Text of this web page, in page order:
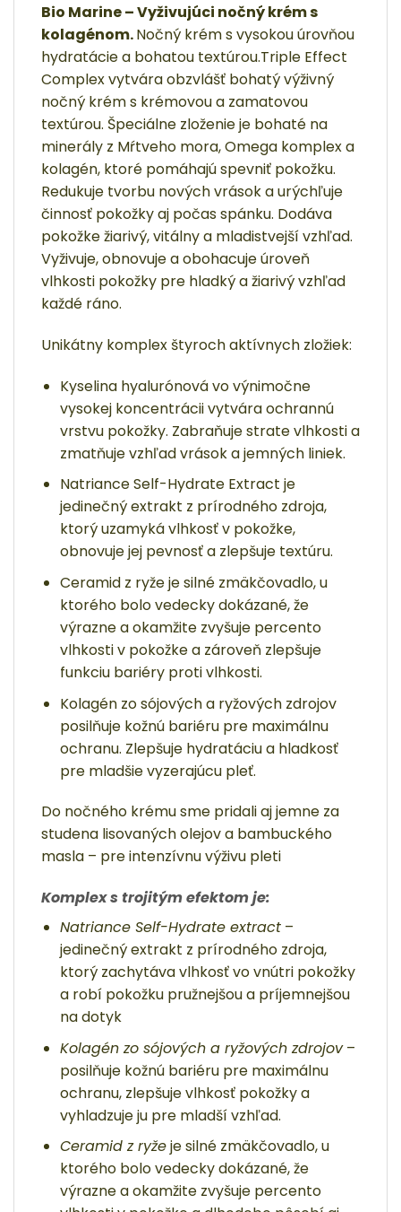
Bio Marine – Vyživujúci nočný krém s
kolagénom.Nočný krém s vysokou úrovňou
hydratácie a bohatou textúrou.Triple Effect
Complex vytvára obzvlášť bohatý výživný
nočný krém s krémovou a zamatovou
textúrou. Špeciálne zloženie je bohaté na
minerály z Mŕtveho mora,Omega komplex a
kolagén, ktoré pomáhajú spevniť pokožku.
Redukuje tvorbu nových vrások a urýchľuje
činnosť pokožky aj počas spánku. Dodáva
pokožkežiarivý, vitálny a mladistvejší vzhľad.
Vyživuje, obnovuje a obohacuje úroveň
vlhkosti pokožky pre hladký a žiarivý vzhľad
každé ráno.
Unikátny komplex štyroch aktívnych zložiek:
Kyselina hyalurónová vo výnimočne
vysokej koncentrácii vytvára ochrannú
vrstvu pokožky. Zabraňuje strate vlhkosti a
zmatňuje vzhľad vrások a jemných liniek.
Natriance Self-Hydrate Extract je
jedinečný extrakt z prírodného zdroja,
ktorý uzamyká vlhkosť v pokožke,
obnovuje jej pevnosť a zlepšuje textúru.
Ceramid z ryže je silné zmäkčovadlo, u
ktorého bolo vedecky dokázané, že
výrazne a okamžite zvyšuje percento
vlhkosti v pokožke a zároveň zlepšuje
funkciu bariéry proti vlhkosti.
Kolagén zo sójových a ryžových zdrojov
posilňuje kožnú bariéru pre maximálnu
ochranu. Zlepšuje hydratáciu a hladkosť
pre mladšie vyzerajúcu pleť.
Do nočného krému sme pridali aj jemne za
studena lisovaných olejov a bambuckého
masla – pre intenzívnu výživu pleti
Komplex s trojitým efektom je:
Natriance Self-Hydrate extract–
jedinečný extrakt z prírodného zdroja,
ktorý zachytáva vlhkosť vo vnútri pokožky
a robí pokožku pružnejšou a príjemnejšou
na dotyk
Kolagén zo sójových a ryžových zdrojov–
posilňuje kožnú bariéru pre maximálnu
ochranu, zlepšuje vlhkosť pokožky a
vyhladzuje ju pre mladší vzhľad.
Ceramid z ryžeje silné zmäkčovadlo, u
ktorého bolo vedecky dokázané, že
výrazne a okamžite zvyšuje percento